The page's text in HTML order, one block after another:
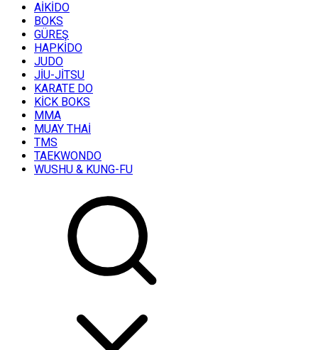
AİKİDO
BOKS
GÜREŞ
HAPKİDO
JUDO
JİU-JİTSU
KARATE DO
KİCK BOKS
MMA
MUAY THAİ
TMS
TAEKWONDO
WUSHU & KUNG-FU